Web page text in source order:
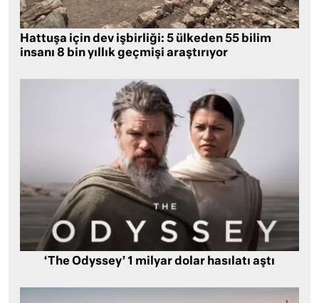
Hattuşa için dev işbirliği: 5 ülkeden 55 bilim
insanı 8 bin yıllık geçmişi araştırıyor
‘The Odyssey’ 1 milyar dolar hasılatı aştı